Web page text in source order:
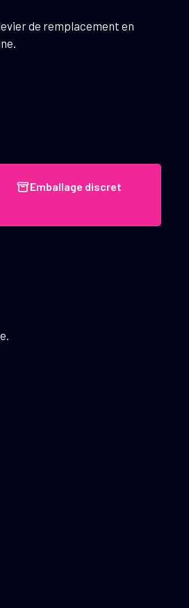
de remplacement en
Emballage discret